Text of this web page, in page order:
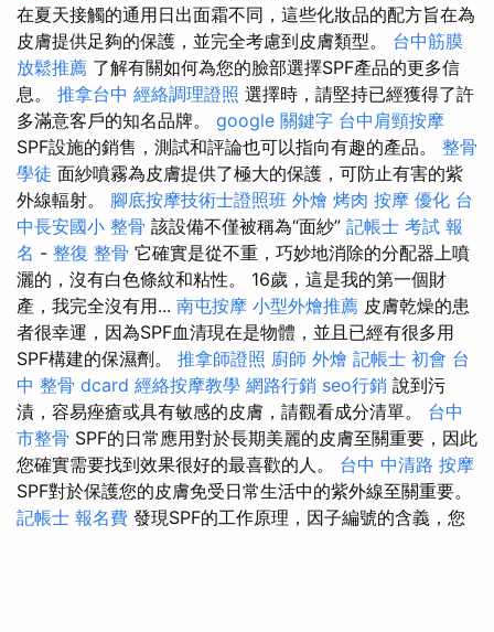
在夏天接觸的通用日出面霜不同，這些化妝品的配方旨在為
皮膚提供足夠的保護，並完全考慮到皮膚類型。 台中筋膜
放鬆推薦 了解有關如何為您的臉部選擇SPF產品的更多信
息。 推拿台中 經絡調理證照 選擇時，請堅持已經獲得了許
多滿意客戶的知名品牌。 google 關鍵字 台中肩頸按摩
SPF設施的銷售，測試和評論也可以指向有趣的產品。 整骨
學徒 面紗噴霧為皮膚提供了極大的保護，可防止有害的紫
外線輻射。 腳底按摩技術士證照班 外燴 烤肉 按摩 優化 台
中長安國小 整骨 該設備不僅被稱為“面紗” 記帳士 考試 報
名 - 整復 整骨 它確實是從不重，巧妙地消除的分配器上噴
灑的，沒有白色條紋和粘性。 16歲，這是我的第一個財
產，我完全沒有用... 南屯按摩 小型外燴推薦 皮膚乾燥的患
者很幸運，因為SPF血清現在是物體，並且已經有很多用
SPF構建的保濕劑。 推拿師證照 廚師 外燴 記帳士 初會 台
中 整骨 dcard 經絡按摩教學 網路行銷 seo行銷 說到污
漬，容易痤瘡或具有敏感的皮膚，請觀看成分清單。 台中
市整骨 SPF的日常應用對於長期美麗的皮膚至關重要，因此
您確實需要找到效果很好的最喜歡的人。 台中 中清路 按摩
SPF對於保護您的皮膚免受日常生活中的紫外線至關重要。
記帳士 報名費 發現SPF的工作原理，因子編號的含義，您